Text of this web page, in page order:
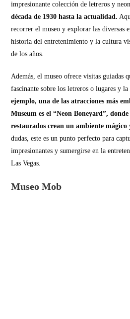
impresionante colección de letreros y
década de 1930 hasta la actualidad.
recorrer el museo y explorar las diversas
historia del entretenimiento y la cultura
de los años.
Además, el museo ofrece visitas guiadas
fascinante sobre los letreros o lugares y
ejemplo, una de las atracciones más
Museum es el “Neon Boneyard”,
restaurados crean un ambiente mágico
dudas, este es un punto perfecto para
impresionantes y sumergirse en la
Las Vegas.
Museo Mob